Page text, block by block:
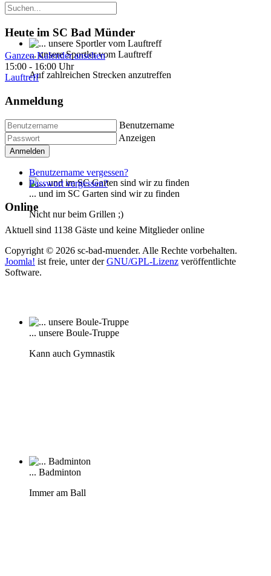
... unsere Sportler vom Lauftreff
Auf zahlreichen Strecken anzutreffen
... und im SC Garten sind wir zu finden
Nicht nur beim Grillen ;)
... unsere Boule-Truppe
Kann auch Gymnastik
... Badminton
Immer am Ball
Heute im SC Bad Münder
Ganzen Kalender ansehen
15:00 - 16:00 Uhr
Lauftreff
Anmeldung
Benutzername
Anzeigen
Anmelden
Benutzername vergessen?
Passwort vergessen?
Online
Aktuell sind 1138 Gäste und keine Mitglieder online
Copyright © 2026 sc-bad-muender. Alle Rechte vorbehalten.
Joomla! ist freie, unter derGNU/GPL-Lizenz veröffentlichte
Software.